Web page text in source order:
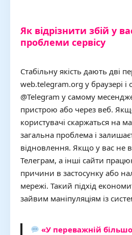
Як відрізнити збій у
проблеми сервісу
Стабільну якість дають дві
web.telegram.org у браузері і
@Telegram у самому
пристрою або через веб.
користувачі скаржаться на
загальна проблема і
відновлення. Якщо у вас не
Телеграм, а інші сайти
причини в застосунку або
мережі. Такий підхід
зайвим маніпуляціям із
«У переважній